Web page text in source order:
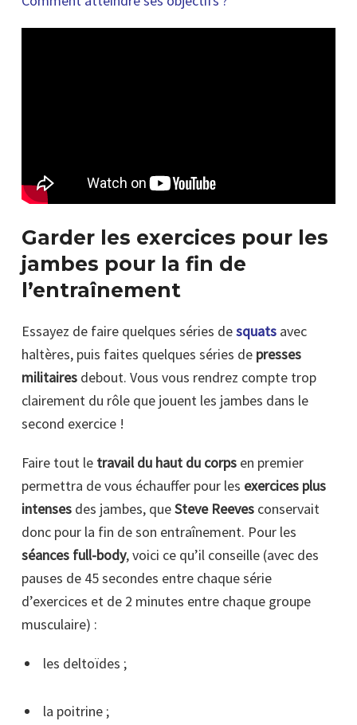
Garder les exercices pour les
jambes pour la fin de
l’entraînement
Essayez de faire quelques séries desquats avec
haltères, puis faites quelques séries de presses
militaires debout. Vous vous rendrez compte trop
clairement du rôle que jouent les jambes dans le
second exercice !
Faire tout le travail du haut du corps en premier
permettra de vous échauffer pour les exercices plus
intenses des jambes, queSteve Reeves conservait
donc pour la fin de son entraînement. Pour les
séances full-body, voici ce qu’il conseille (avec des
pauses de 45 secondes entre chaque série
d’exercices et de 2 minutes entre chaque groupe
musculaire) :
les deltoïdes ;
la poitrine ;